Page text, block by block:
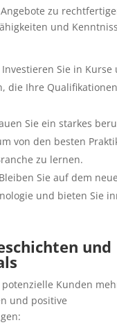
zu
und
Investieren Sie in Kurse
die Ihre Qualifikationen
Sie ein starkes
von den besten
zu lernen.
Sie auf dem
und bieten Sie
und
Kunden
und positive